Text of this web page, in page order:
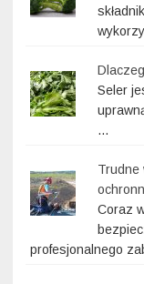
Seler
…
Trudne
Coraz
profesjonalnego